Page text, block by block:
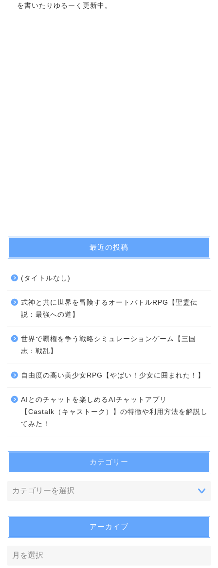
を書いたりゆるーく更新中。
最近の投稿
(タイトルなし)
式神と共に世界を冒険するオートバトルRPG【聖霊伝
説：最強への道】
世界で覇権を争う戦略シミュレーションゲーム【三国
志：戦乱】
自由度の高い美少女RPG【やばい！少女に囲まれた！】
AIとのチャットを楽しめるAIチャットアプリ
【Castalk（キャストーク）】の特徴や利用方法を解説し
てみた！
カテゴリー
アーカイブ